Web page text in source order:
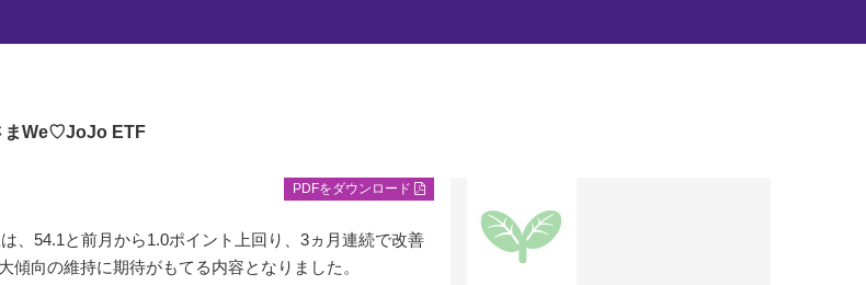
We♡JoJo ETF
く米国株式
PDFをダウンロード
、54.1と前月から1.0ポイント上回り、3ヵ月連続で改善
向の維持に期待がもてる内容となりました。